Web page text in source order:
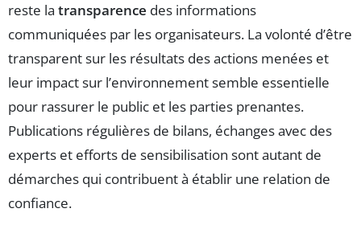
reste la transparence des informations
communiquées par les organisateurs. La volonté d’être
transparent sur les résultats des actions menées et
leur impact sur l’environnement semble essentielle
pour rassurer le public et les parties prenantes.
Publications régulières de bilans, échanges avec des
experts et efforts de sensibilisation sont autant de
démarches qui contribuent à établir une relation de
confiance.